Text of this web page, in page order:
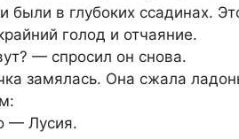
были в глубоких ссадинах.
голод и отчаяние.
— спросил он снова.
замялась. Она сжала
— Лусия.